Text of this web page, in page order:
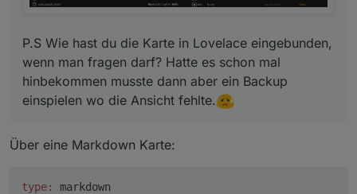
P.S Wie hast du die Karte in Lovelace eingebunden,
wenn man fragen darf? Hatte es schon mal
hinbekommen musste dann aber ein Backup
einspielen wo die Ansicht fehlte.
Über eine Markdown Karte:
type: